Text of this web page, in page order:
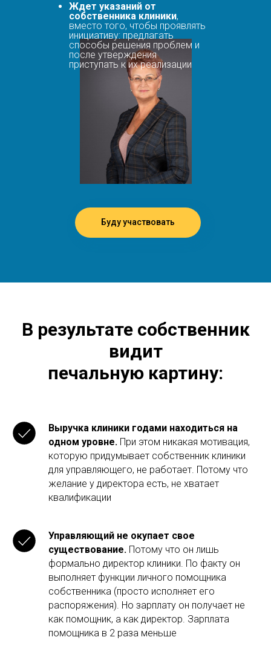
Ждет указаний от
собственника клиники,
вместо того, чтобы проявлять
инициативу: предлагать
способы решения проблем и
после утверждения
приступать к их реализации
Буду участвовать
В результате собственник
видит
печальную картину:
Выручка клиники годами находиться на
одном уровне. При этом никакая мотивация,
которую придумывает собственник клиники
для управляющего, не работает. Потому что
желание у директора есть, не хватает
квалификации
Управляющий не окупает свое
существование. Потому что он лишь
формально директор клиники. По факту он
выполняет функции личного помощника
собственника (просто исполняет его
распоряжения). Но зарплату он получает не
как помощник, а как директор. Зарплата
помощника в 2 раза меньше